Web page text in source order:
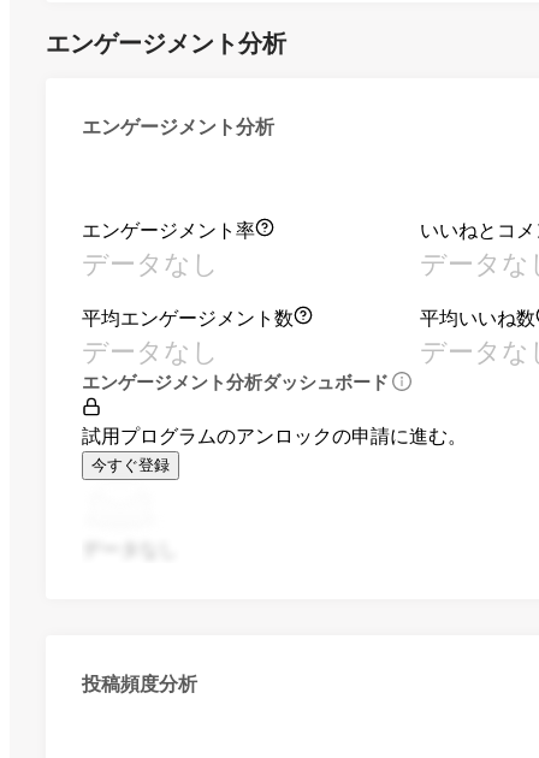
エンゲージメント分析
エンゲージメント分析
エンゲージメント率
データなし
いいねとコ
データな
平均エンゲージメント数
データなし
平均いいね数
データな
エンゲージメント分析ダッシュボード
試用プログラムのアンロックの申請に進む。
今すぐ登録
投稿頻度分析